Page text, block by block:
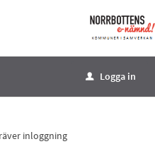
u Logga in
inloggning